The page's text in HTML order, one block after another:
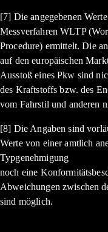
[7] Die angegebenen
Messverfahren WLTP
Procedure) ermittelt. Die
auf den europäischen
Ausstoß eines Pkw sind
des Kraftstoffs bzw. des
vom Fahrstil und anderen
[8] Die Angaben sind
Werte von einer amtlich
Typgenehmigung
noch eine
Abweichungen zwischen
sind möglich.